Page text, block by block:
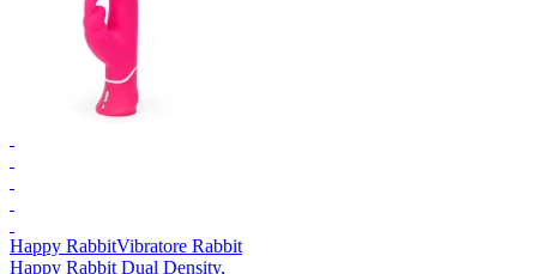
Happy RabbitVibratore Rabbit
Happy Rabbit Dual Density,